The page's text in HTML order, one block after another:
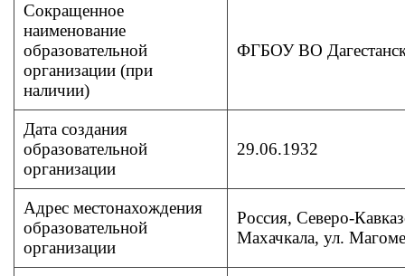
Сокращенное
наименование
образовательной
организации (при
наличии)
ФГБОУ ВО
Дата создания
образовательной
организации
29.06.1932
Адрес местонахождения
образовательной
организации
Россия, Северо-
Махачкала, ул.